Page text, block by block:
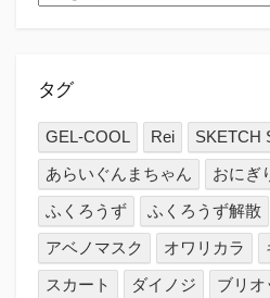
ー
タグ
GEL-COOL Rei
SKETCH
あらいぐんまちゃん
おにぎ
ふくろうず
ふくろうず解散
アベノマスク
オワリカラ
スカート
ダイノジ
ブリオ